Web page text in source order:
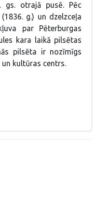
gs. otrajā pusē. Pēc
g.) un dzelzceļa
par Pēterburgas
kara laikā pilsētas
pilsēta ir nozīmīgs
kultūras centrs.